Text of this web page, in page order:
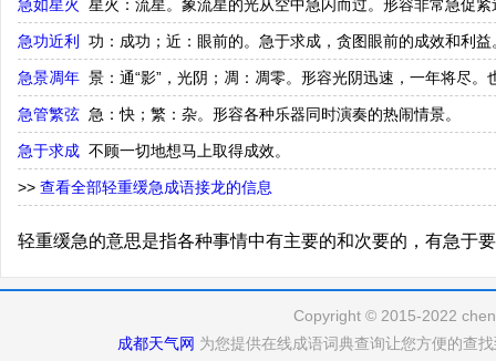
急如星火 星火：流星。象流星的光从空中急闪而过。形容非常急促紧
急功近利 功：成功；近：眼前的。急于求成，贪图眼前的成效和利益
急景凋年 景：通“影”，光阴；凋：凋零。形容光阴迅速，一年将尽。
急管繁弦 急：快；繁：杂。形容各种乐器同时演奏的热闹情景。
急于求成 不顾一切地想马上取得成效。
>> 查看全部轻重缓急成语接龙的信息
轻重缓急的意思是指各种事情中有主要的和次要的，有急于
Copyright © 2015-2022
成都天气网 为您提供在线成语词典查询让您方便的查